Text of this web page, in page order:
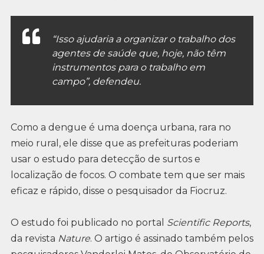
“Isso ajudaria a organizar o trabalho dos
agentes de saúde que, hoje, não têm
instrumentos para o trabalho em
campo”, defendeu.
Como a dengue é uma doença urbana, rara no
meio rural, ele disse que as prefeituras poderiam
usar o estudo para detecção de surtos e
localização de focos. O combate tem que ser mais
eficaz e rápido, disse o pesquisador da Fiocruz.
O estudo foi publicado no portal Scientific Reports,
da revista Nature. O artigo é assinado também pelos